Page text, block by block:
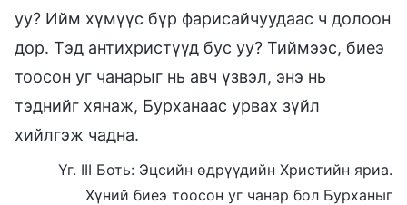
уу? Ийм хүмүүс бүр фарисайчуудаас ч долоон
дор. Тэд антихристүүд бус уу? Тиймээс, биеэ
тоосон уг чанарыг нь авч үзвэл, энэ нь
тэднийг хянаж, Бурханаас урвах зүйл
хийлгэж чадна.
Үг. III Боть: Эцсийн өдрүүдийн Христийн яриа.
Хүний биеэ тоосон уг чанар бол Бурханыг